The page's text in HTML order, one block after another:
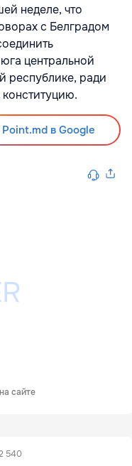
неделе, что
с Белградом
центральной
республике, ради
в Google
сайте
540